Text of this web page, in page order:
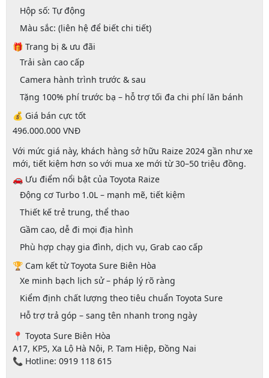
Hộp số: Tự động
Màu sắc: (liên hệ để biết chi tiết)
🎁 Trang bị & ưu đãi
Trải sàn cao cấp
Camera hành trình trước & sau
Tặng 100% phí trước bạ – hỗ trợ tối đa chi phí lăn bánh
💰 Giá bán cực tốt
496.000.000 VNĐ
Với mức giá này, khách hàng sở hữu Raize 2024 gần như xe
mới, tiết kiệm hơn so với mua xe mới từ 30–50 triệu đồng.
🚗 Ưu điểm nổi bật của Toyota Raize
Động cơ Turbo 1.0L– mạnh mẽ, tiết kiệm
Thiết kế trẻ trung, thể thao
Gầm cao, dễ đi mọi địa hình
Phù hợp chạy gia đình, dịch vụ, Grab cao cấp
🏆 Cam kết từ Toyota Sure Biên Hòa
Xe minh bạch lịch sử – pháp lý rõ ràng
Kiểm định chất lượng theo tiêu chuẩn Toyota Sure
Hỗ trợ trả góp – sang tên nhanh trong ngày
📍 Toyota Sure Biên Hòa
A17, KP5, Xa Lộ Hà Nội, P. Tam Hiệp, Đồng Nai
📞 Hotline: 0919 118 615